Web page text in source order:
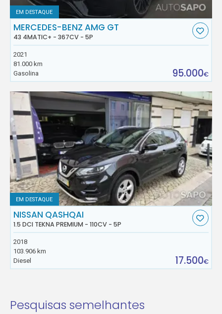
EM DESTAQUE
MERCEDES-BENZ AMG GT
43 4MATIC+ - 367CV - 5P
2021
81.000 km
Gasolina
95.000€
EM DESTAQUE
NISSAN QASHQAI
1.5 DCI TEKNA PREMIUM - 110CV - 5P
2018
103.906 km
Diesel
17.500€
Pesquisas semelhantes